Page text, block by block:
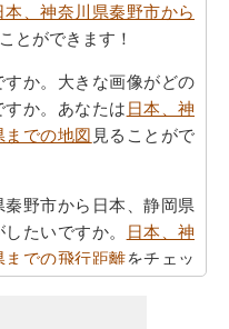
本、神奈川県秦野市から
とができます！
か。大きな画像がどの
すか。あなたは 日本、神
までの地図 見ることがで
野市から日本、静岡県
たいですか。
日本、神
までの飛行距離をチェッ